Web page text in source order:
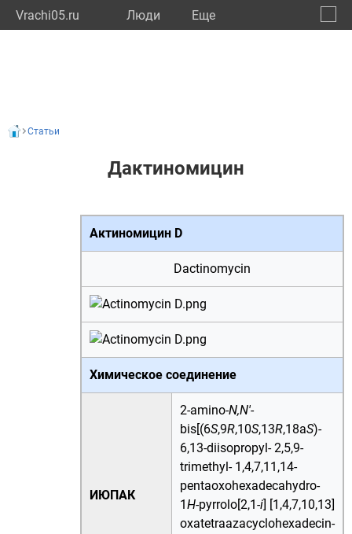
Vrachi05.ru Люди Eще
Статьи
Дактиномицин
Актиномицин D
Dactinomycin
Химическое соединение
ИЮПАК
2-amino-N,N'-
bis[(6S,9R,10S,13R,18aS)-
6,13-diisopropyl- 2,5,9-
trimethyl- 1,4,7,11,14-
pentaoxohexadecahydro-
1H-pyrrolo[2,1-i] [1,4,7,10,13]
oxatetraazacyclohexadecin-